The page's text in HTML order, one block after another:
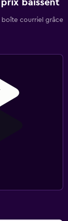
baissent
boîte courriel grâce